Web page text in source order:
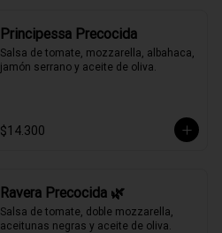
Principessa Precocida
Salsa de tomate, mozzarella, albahaca,
jamón serrano y aceite de oliva.
$14.300
Ravera Precocida 🌿
Salsa de tomate, doble mozzarella,
aceitunas negras y aceite de oliva.